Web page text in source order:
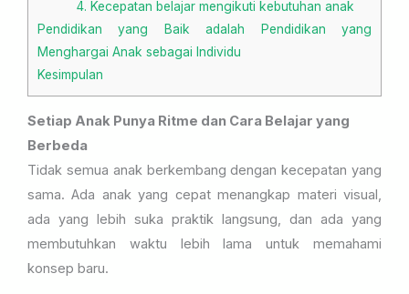
4. Kecepatan belajar mengikuti kebutuhan anak
Pendidikan yang Baik adalah Pendidikan yang
Menghargai Anak sebagai Individu
Kesimpulan
Setiap Anak Punya Ritme dan Cara Belajar yang
Berbeda
Tidak semua anak berkembang dengan kecepatan yang
sama. Ada anak yang cepat menangkap materi visual,
ada yang lebih suka praktik langsung, dan ada yang
membutuhkan waktu lebih lama untuk memahami
konsep baru.